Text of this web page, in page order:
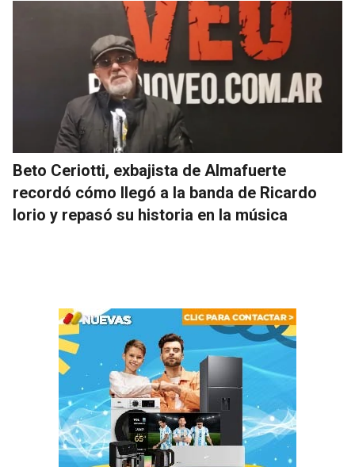
Beto Ceriotti, exbajista de Almafuerte
recordó cómo llegó a la banda de Ricardo
Iorio y repasó su historia en la música